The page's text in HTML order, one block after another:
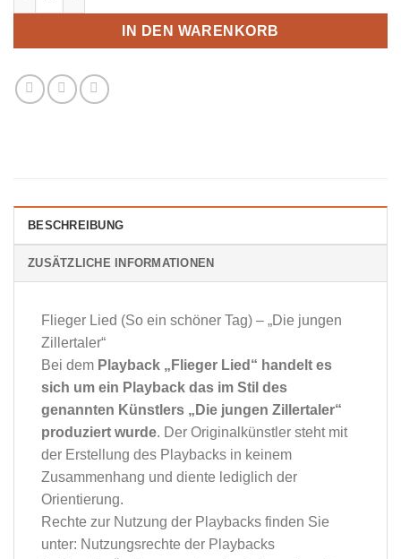
IN DEN WARENKORB
BESCHREIBUNG
ZUSÄTZLICHE INFORMATIONEN
Flieger Lied (So ein schöner Tag) – „Die jungen
Zillertaler“
Bei dem Playback „Flieger Lied“ handelt es
sich um ein Playback das im Stil des
genannten Künstlers „Die jungen Zillertaler“
produziert wurde. Der Originalkünstler steht mit
der Erstellung des Playbacks in keinem
Zusammenhang und diente lediglich der
Orientierung.
Rechte zur Nutzung der Playbacks finden Sie
unter: Nutzungsrechte der Playbacks